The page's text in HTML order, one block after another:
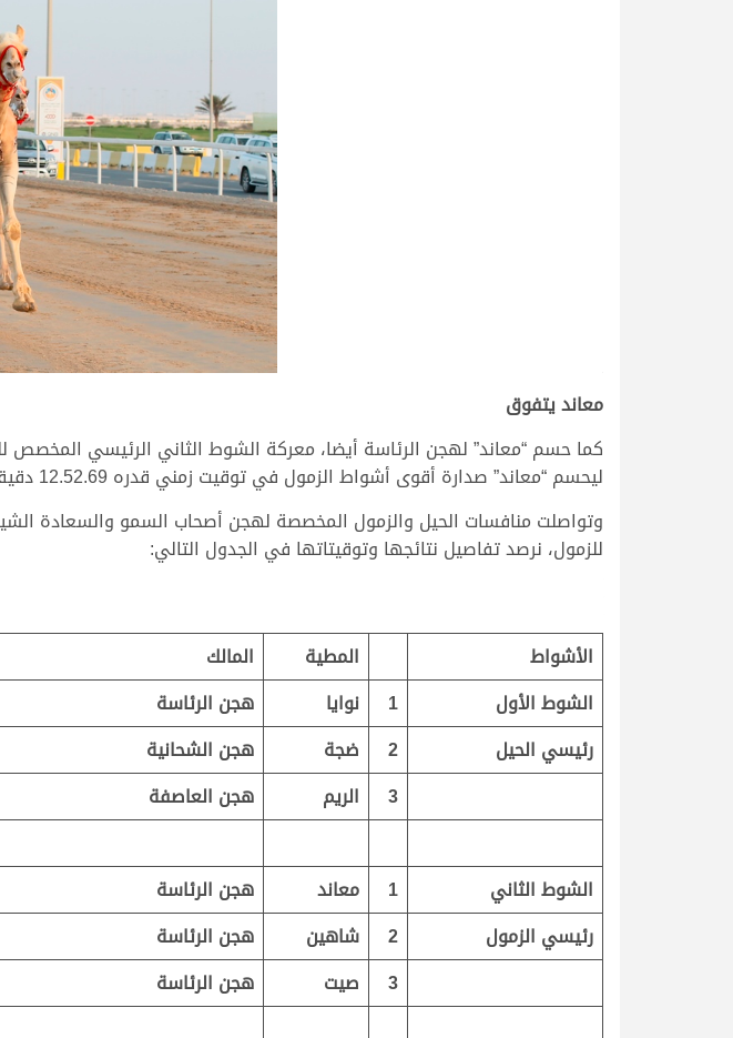
معاند يتفوق
كما حسم “معاند” لهجن الرئاسة أيضا، معركة الشوط الثاني الرئيسي المخصص
ليحسم “معاند” صدارة أقوى أشواط الزمول في توقيت زمني قدره 12.52.69 دقيقة.
للزمول، نرصد تفاصيل نتائجها وتوقيتاتها في الجدول التالي:
الأشواط المطية المالك
الشوط الأول
1 نوايا هجن الرئاسة
رئيسي الحيل
2 ضجة هجن الشحانية
3
الريم هجن العاصفة
الشوط الثاني 1 معاند هجن الرئاسة
رئيسي الزمول
2 شاهين هجن الرئاسة
3
صيت هجن الرئاسة